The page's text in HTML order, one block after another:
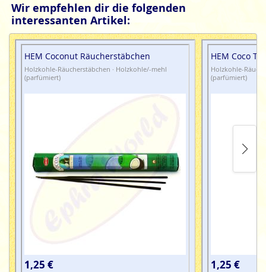
Wir empfehlen dir die folgenden
interessanten Artikel:
HEM Coconut Räucherstäbchen
Holzkohle-Räucherstäbchen · Holzkohle/-mehl
(parfümiert)
1,25 €
HEM Coco
Holzkohle-
(parfümiert)
1,25 €